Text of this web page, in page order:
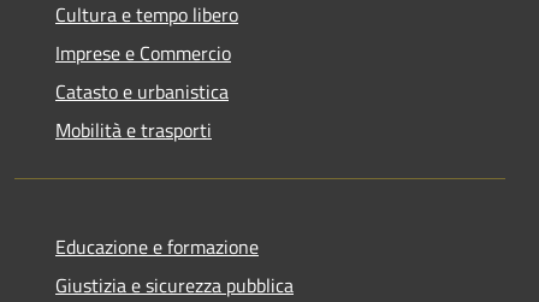
Cultura e tempo libero
Imprese e Commercio
Catasto e urbanistica
Mobilità e trasporti
Educazione e formazione
Giustizia e sicurezza pubblica